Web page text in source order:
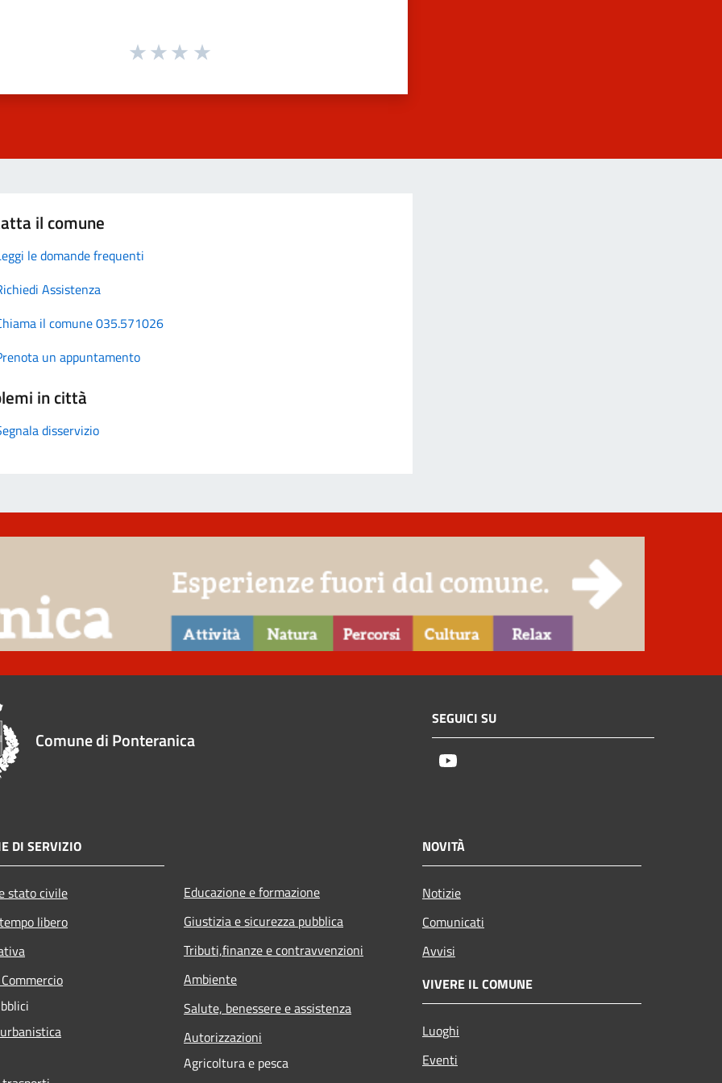
il comune
le domande frequenti
Assistenza
il comune 035.571026
un appuntamento
in città
disservizio
Comune di Ponteranica
SEGUICI SU
DI SERVIZIO
stato civile
libero
Educazione e formazione
Giustizia e sicurezza pubblica
Tributi,finanze e contravvenzioni
Ambiente
Salute, benessere e assistenza
Autorizzazioni
Agricoltura e pesca
NOVITÀ
Notizie
Comunicati
Avvisi
VIVERE IL COMUNE
Luoghi
Eventi